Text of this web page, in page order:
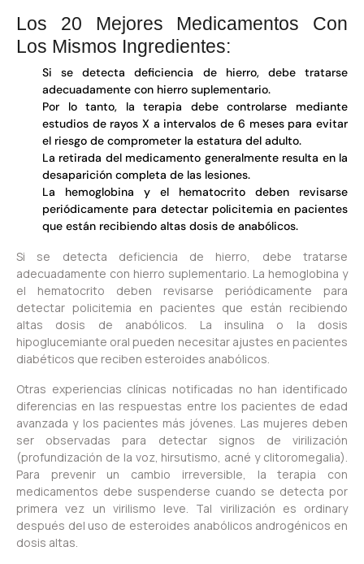
Los 20 Mejores Medicamentos Con
Los Mismos Ingredientes:
Si se detecta deficiencia de hierro, debe tratarse
adecuadamente con hierro suplementario.
Por lo tanto, la terapia debe controlarse mediante
estudios de rayos X a intervalos de 6 meses para evitar
el riesgo de comprometer la estatura del adulto.
La retirada del medicamento generalmente resulta en la
desaparición completa de las lesiones.
La hemoglobina y el hematocrito deben revisarse
periódicamente para detectar policitemia en pacientes
que están recibiendo altas dosis de anabólicos.
Si se detecta deficiencia de hierro, debe tratarse
adecuadamente con hierro suplementario. La hemoglobina y
el hematocrito deben revisarse periódicamente para
detectar policitemia en pacientes que están recibiendo
altas dosis de anabólicos. La insulina o la dosis
hipoglucemiante oral pueden necesitar ajustes en pacientes
diabéticos que reciben esteroides anabólicos.
Otras experiencias clínicas notificadas no han identificado
diferencias en las respuestas entre los pacientes de edad
avanzada y los pacientes más jóvenes. Las mujeres deben
ser observadas para detectar signos de virilización
(profundización de la voz, hirsutismo, acné y clitoromegalia).
Para prevenir un cambio irreversible, la terapia con
medicamentos debe suspenderse cuando se detecta por
primera vez un virilismo leve. Tal virilización es ordinary
después del uso de esteroides anabólicos androgénicos en
dosis altas.